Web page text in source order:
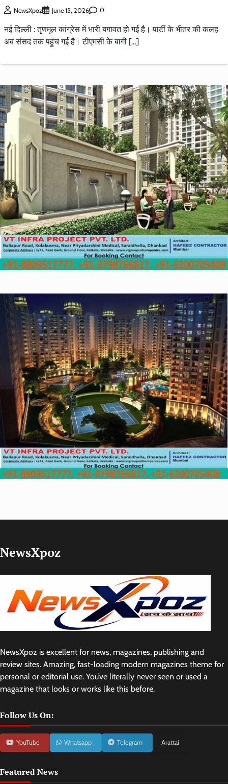
NewsXpoz June 15, 2026 0
नई दिल्ली : तृणमूल कांग्रेस में भारी बगावत हो गई है। पार्टी के भीतर की कलह
अब संसद तक पहुंच गई है। टीएमसी के बागी […]
NewsXpoz
NewsXpoz is excellent for news, magazines, publishing and
review sites. Amazing, fast-loading modern magazines theme for
personal or editorial use. You’ve literally never seen or used a
magazine that looks or works like this before.
Follow Us On:
YouTube Whatsapp Telegram Arattai
Featured News